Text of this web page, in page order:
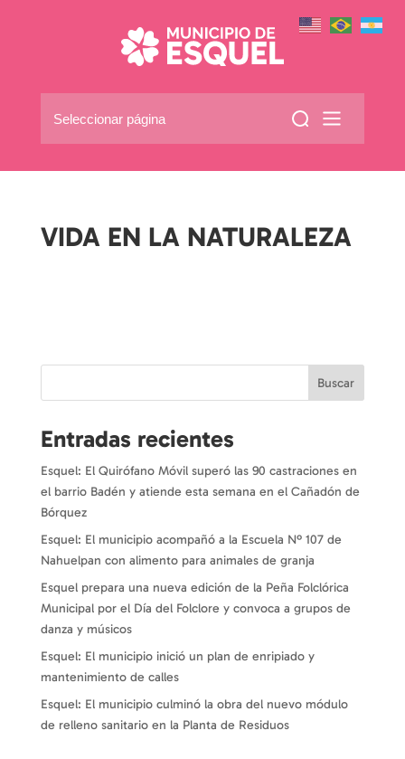
Seleccionar página
VIDA EN LA NATURALEZA
Buscar
Entradas recientes
Esquel: El Quirófano Móvil superó las 90 castraciones en
el barrio Badén y atiende esta semana en el Cañadón de
Bórquez
Esquel: El municipio acompañó a la Escuela Nº 107 de
Nahuelpan con alimento para animales de granja
Esquel prepara una nueva edición de la Peña Folclórica
Municipal por el Día del Folclore y convoca a grupos de
danza y músicos
Esquel: El municipio inició un plan de enripiado y
mantenimiento de calles
Esquel: El municipio culminó la obra del nuevo módulo
de relleno sanitario en la Planta de Residuos